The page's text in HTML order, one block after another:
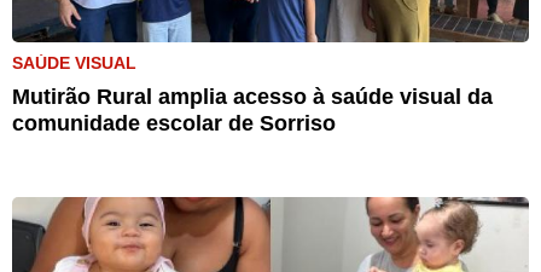
SAÚDE VISUAL
Mutirão Rural amplia acesso à saúde visual da
comunidade escolar de Sorriso